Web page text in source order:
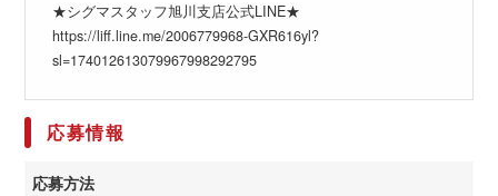
★シグマスタッフ旭川支店公式LINE★
https://liff.line.me/2006779968-GXR616yl?
sl=174012613079967998292795
応募情報
応募方法